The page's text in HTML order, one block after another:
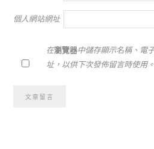
個人網站網址
在瀏覽器中儲存顯示名稱、電
址，以供下次發佈留言時使用。